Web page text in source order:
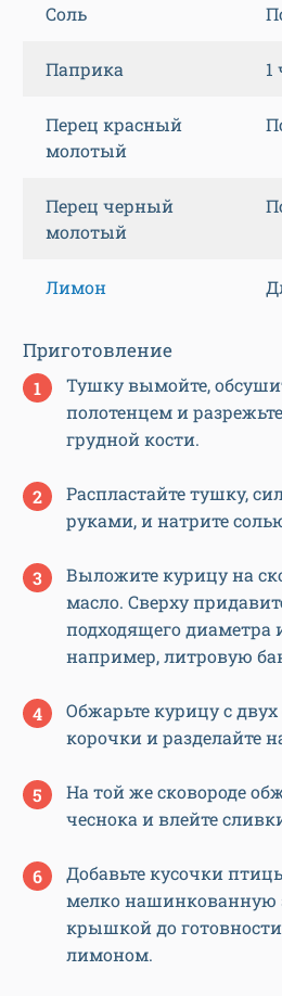
Соль
Паприка 1
Перец красный
молотый
Перец черный
молотый
Лимон
Приготовление
Тушку вымойте,
полотенцем и
грудной кости.
Распластайте тушку,
руками, и натрите
Выложите курицу на
масло. Сверху
подходящего диаметра
например, литровую
Обжарьте курицу с
корочки и разделайте
На той же сковороде
чеснока и влейте
Добавьте кусочки
мелко нашинкованную
крышкой до
лимоном.